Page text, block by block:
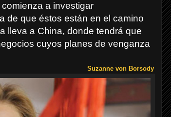
a investigar
de que éstos están en el camino
lleva a China, donde tendrá que
cuyos planes de venganza
Suzanne von Borsody